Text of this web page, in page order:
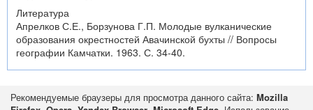
Литература
Апрелков С.Е., Борзунова Г.П. Молодые вулканические
образования окрестностей Авачинской бухты // Вопросы
географии Камчатки. 1963. С. 34-40.
Рекомендуемые браузеры для просмотра данного сайта: Mozilla